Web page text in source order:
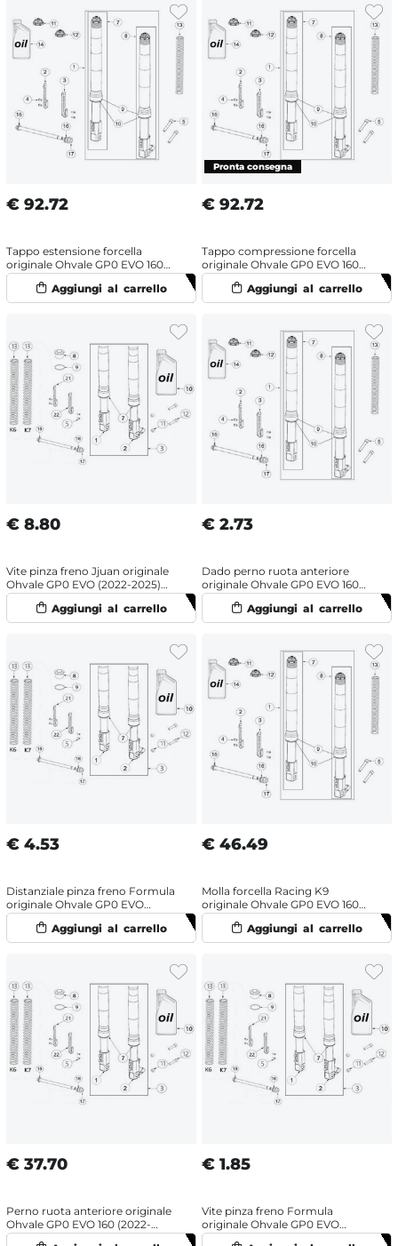
€ 92.72
Tappo estensione forcella
originale Ohvale GP0 EVO 160
(2022-2025) OHRacing
€ 92.72
Tappo compressione forcella
originale Ohvale GP0 EVO 160
(2022-2025) OHRacing
€ 8.80
Vite pinza freno Jjuan originale
Ohvale GP0 EVO (2022-2025)
disco 180 mm
€ 2.73
Dado perno ruota anteriore
originale Ohvale GP0 EVO 160
(2022-2025) OHRacing
€ 4.53
Distanziale pinza freno Formula
originale Ohvale GP0 EVO
(2022-2025) disco 190 mm
€ 46.49
Molla forcella Racing K9
originale Ohvale GP0 EVO 160
(2022-2025) OHRacing
€ 37.70
Perno ruota anteriore originale
Ohvale GP0 EVO 160 (2022-
2025) OHRacing
€ 1.85
Vite pinza freno Formula
originale Ohvale GP0 EVO
(2022-2025) disco 190 mm